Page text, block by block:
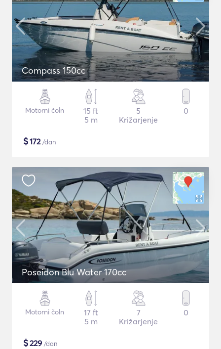
Compass 150cc
Motorni čoln
15 ft
5 m
5
Križarjenje
0
$172/dan
Poseidon Blu Water 170cc
Motorni čoln
17 ft
5 m
7
Križarjenje
0
$229 /dan